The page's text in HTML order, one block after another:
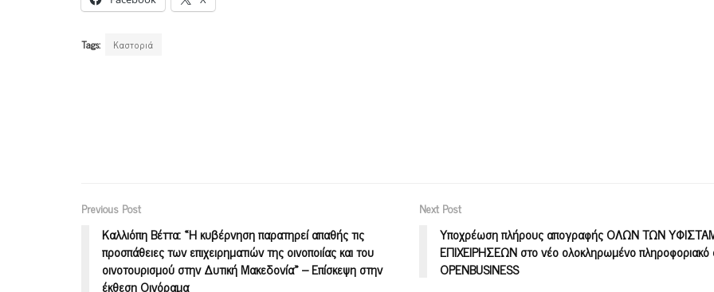
Tags: Καστοριά
Previous Post
Καλλιόπη Βέττα: «H κυβέρνηση παρατηρεί απαθής τις
προσπάθειες των επιχειρηματιών της οινοποιίας και του
οινοτουρισμού στην Δυτική Μακεδονία» – Επίσκεψη στην
έκθεση Οινόραμα
Next Post
Υποχρέωση πλήρους απογραφής ΟΛΩΝ ΤΩΝ
ΕΠΙΧΕΙΡΗΣΕΩΝ στο νέο ολοκληρωμένο πληροφοριακό
OPENBUSINESS